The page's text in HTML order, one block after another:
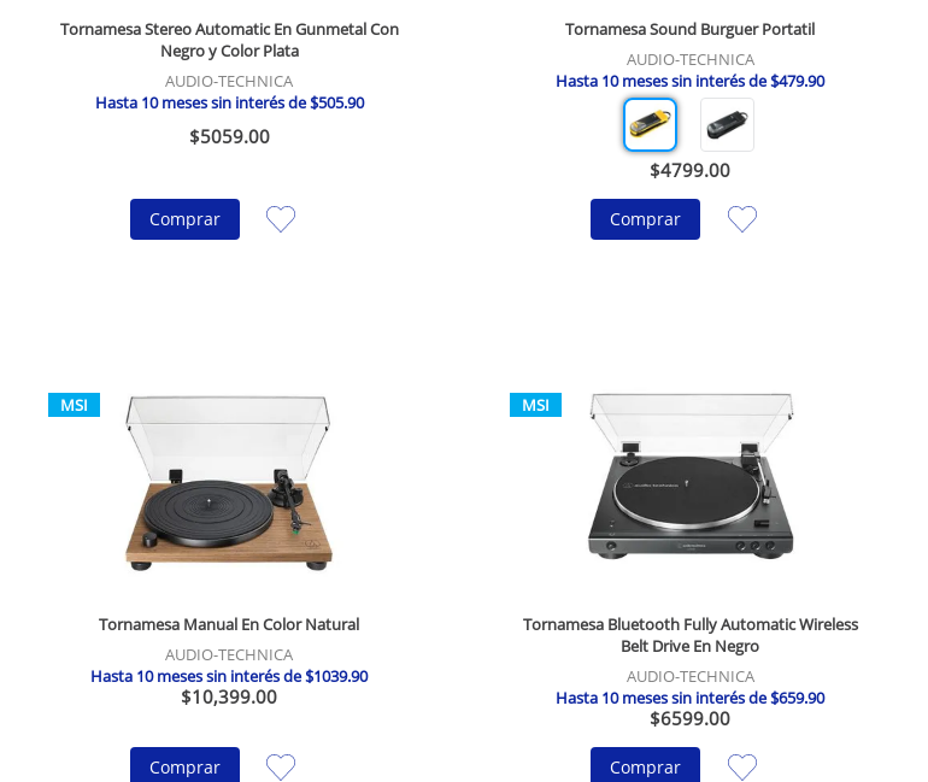
Tornamesa Stereo Automatic En Gunmetal Con
Negro y Color Plata
AUDIO-TECHNICA
Hasta 10meses sin interés de$505.90
$5059.00
Comprar
Tornamesa Sound Burguer Portatil
AUDIO-TECHNICA
Hasta 10meses sin interés de$479.90
$4799.00
Comprar
MSI
Tornamesa Manual En Color Natural
AUDIO-TECHNICA
Hasta 10meses sin interés de$1039.90
$10,399.00
Comprar
MSI
Tornamesa Bluetooth Fully Automatic Wireless
Belt Drive En Negro
AUDIO-TECHNICA
Hasta 10meses sin interés de$659.90
$6599.00
Comprar